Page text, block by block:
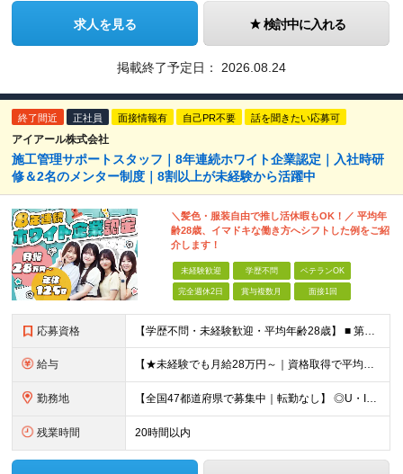
求人を見る 検討中に入れる
掲載終了予定日： 2026.08.24
終了間近 正社員 面接情報有 自己PR不要 話を聞きたい応募可
アイアール株式会社
施工管理サポートスタッフ｜8年連続ホワイト企業認定｜入社時研
修＆2名のメンター制度｜8割以上が未経験から活躍中
＼髪色・服装自由で推し活休暇もOK！／ 平均年
齢28歳、イマドキな働き方へシフトした例をご紹
介します！
未経験歓迎 学歴不問 ベテランOK
完全週休2日 賞与複数月 面接1回
応募資格 【学歴不問・未経験歓迎・平均年齢28歳】 ■ 第二新卒歓迎 ■ フリーター・社会人未経験OK ＼「アイアールで人生ワンチャンつかんでほしい！」／ …こんな社長の想いから 経験よりも人柄を重視した採用
給与 【★未経験でも月給28万円～｜資格取得で平均年収636万円★】 ■ 月給28万円～80万円+賞与年2回＋各種手当 ※月給には、固定残業代（20時間分：3万8000円～／月）を含む ※20時間を超過
勤務地 【全国47都道府県で募集中｜転勤なし】 ◎U・Iターン歓迎！家具家電付き＆家賃ナシの社員寮を完備 ◎東京支店は2025年7月に移転したばかりの綺麗なオフィス 東京・横浜・大阪・名古屋・福岡など 全国
残業時間 20時間以内